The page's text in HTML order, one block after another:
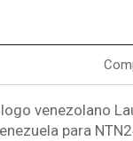
venezolano
para